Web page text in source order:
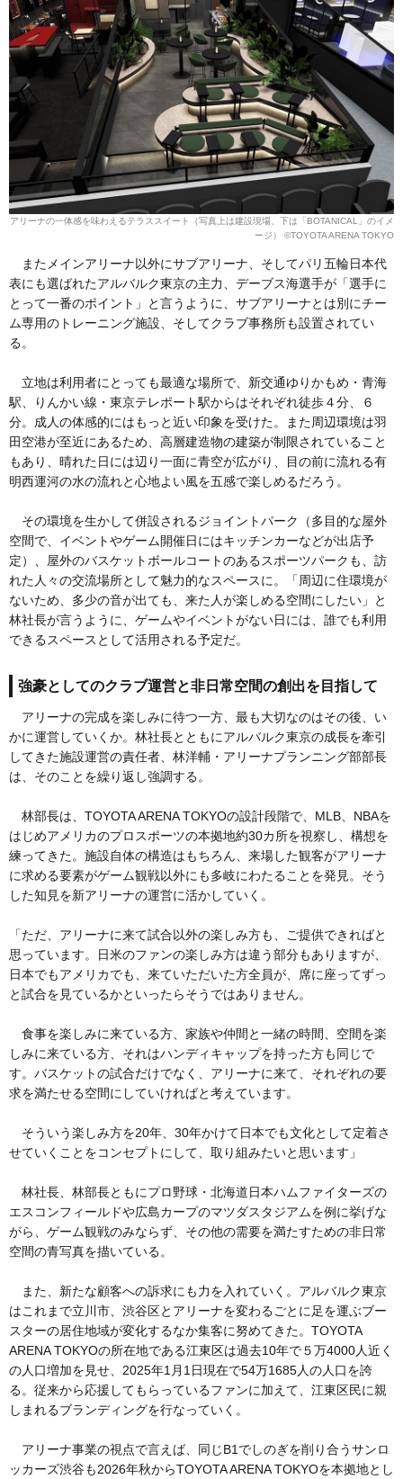
アリーナの一体感を味わえるテラススイート（写真上は建設現場、下は「BOTANICAL」のイメ
ージ） ©︎TOYOTA ARENA TOKYO
またメインアリーナ以外にサブアリーナ、そしてパリ五輪日本代
表にも選ばれたアルバルク東京の主力、デーブス海選手が「選手に
とって一番のポイント」と言うように、サブアリーナとは別にチー
ム専用のトレーニング施設、そしてクラブ事務所も設置されてい
る。
立地は利用者にとっても最適な場所で、新交通ゆりかもめ・青海
駅、りんかい線・東京テレポート駅からはそれぞれ徒歩４分、６
分。成人の体感的にはもっと近い印象を受けた。また周辺環境は羽
田空港が至近にあるため、高層建造物の建築が制限されていること
もあり、晴れた日には辺り一面に青空が広がり、目の前に流れる有
明西運河の水の流れと心地よい風を五感で楽しめるだろう。
その環境を生かして併設されるジョイントパーク（多目的な屋外
空間で、イベントやゲーム開催日にはキッチンカーなどが出店予
定）、屋外のバスケットボールコートのあるスポーツパークも、訪
れた人々の交流場所として魅力的なスペースに。「周辺に住環境が
ないため、多少の音が出ても、来た人が楽しめる空間にしたい」と
林社長が言うように、ゲームやイベントがない日には、誰でも利用
できるスペースとして活用される予定だ。
強豪としてのクラブ運営と非日常空間の創出を目指して
アリーナの完成を楽しみに待つ一方、最も大切なのはその後、い
かに運営していくか。林社長とともにアルバルク東京の成長を牽引
してきた施設運営の責任者、林洋輔・アリーナプランニング部部長
は、そのことを繰り返し強調する。
林部長は、TOYOTA ARENA TOKYOの設計段階で、MLB、NBAを
はじめアメリカのプロスポーツの本拠地約30カ所を視察し、構想を
練ってきた。施設自体の構造はもちろん、来場した観客がアリーナ
に求める要素がゲーム観戦以外にも多岐にわたることを発見。そう
した知見を新アリーナの運営に活かしていく。
「ただ、アリーナに来て試合以外の楽しみ方も、ご提供できればと
思っています。日米のファンの楽しみ方は違う部分もありますが、
日本でもアメリカでも、来ていただいた方全員が、席に座ってずっ
と試合を見ているかといったらそうではありません。
食事を楽しみに来ている方、家族や仲間と一緒の時間、空間を楽
しみに来ている方、それはハンディキャップを持った方も同じで
す。バスケットの試合だけでなく、アリーナに来て、それぞれの要
求を満たせる空間にしていければと考えています。
そういう楽しみ方を20年、30年かけて日本でも文化として定着さ
せていくことをコンセプトにして、取り組みたいと思います」
林社長、林部長ともにプロ野球・北海道日本ハムファイターズの
エスコンフィールドや広島カープのマツダスタジアムを例に挙げな
がら、ゲーム観戦のみならず、その他の需要を満たすための非日常
空間の青写真を描いている。
また、新たな顧客への訴求にも力を入れていく。アルバルク東京
はこれまで立川市、渋谷区とアリーナを変わるごとに足を運ぶブー
スターの居住地域が変化するなか集客に努めてきた。TOYOTA
ARENA TOKYOの所在地である江東区は過去10年で５万4000人近く
の人口増加を見せ、2025年1月1日現在で54万1685人の人口を誇
る。従来から応援してもらっているファンに加えて、江東区民に親
しまれるブランディングを行なっていく。
アリーナ事業の視点で言えば、同じB1でしのぎを削り合うサンロ
ッカーズ渋谷も2026年秋からTOYOTA ARENA TOKYOを本拠地とし